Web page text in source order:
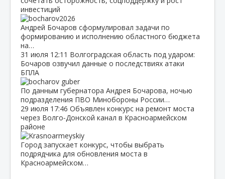
инвестиций
Андрей Бочаров сформулировал задачи по
формированию и исполнению областного бюджета
на…
31 июля 12:11 Волгоградская область под ударом:
Бочаров озвучил данные о последствиях атаки
БПЛА
По данным губернатора Андрея Бочарова, ночью
подразделения ПВО Минобороны России…
29 июля 17:46 Объявлен конкурс на ремонт моста
через Волго‑Донской канал в Красноармейском
районе
Город запускает конкурс, чтобы выбрать
подрядчика для обновления моста в
Красноармейском…